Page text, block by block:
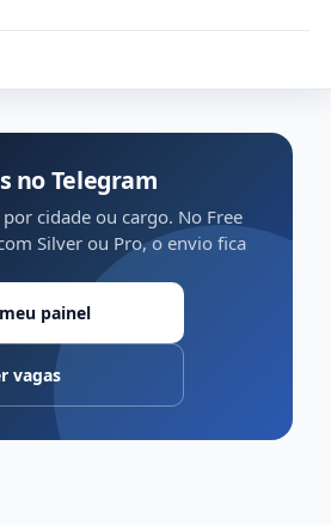
no Telegram
cidade ou cargo. No Free
Silver ou Pro, o envio fica
painel
vagas